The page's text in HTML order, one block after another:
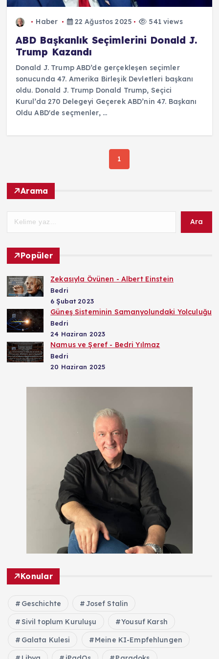
Haber 22 Ağustos 2025 541 views
ABD Başkanlık Seçimlerini Donald J.
Trump Kazandı
Donald J. Trump ABD’de gerçekleşen seçimler
sonucunda 47. Amerika Birleşik Devletleri başkanı
oldu. Donald J. Trump Donald Trump, Seçici
Kurul’da 270 Delegeyi Geçerek ABD’nin 47. Başkanı
Oldu ABD'de seçmenler, ...
1
Arama
Ara
Popüler
Zekasıyla Övünen - Albert Einstein
Bedri
6 Şubat 2023
Güneş Sisteminin Samanyolundaki Yolculuğu
Bedri
24 Haziran 2023
Namus ve Şeref - Bedri Yılmaz
Bedri
20 Haziran 2025
Konular
Geschichte Josef Stalin
Sivil toplum Kuruluşu Yousuf Karsh
Galata Kulesi Meine KI-Empfehlungen